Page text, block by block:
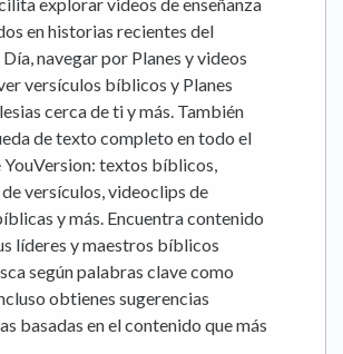
en historias recientes del
navegar por Planes y videos
versículos bíblicos y Planes
cerca de ti y más. También
de texto completo en todo el
textos bíblicos,
versículos, videoclips de
y más. Encuentra contenido
líderes y maestros bíblicos
según palabras clave como
obtienes sugerencias
basadas en el contenido que más